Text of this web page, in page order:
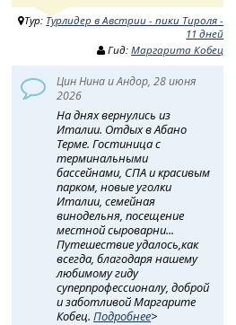
Тур: Турлидер в Австрии - пики Тироля -
11 дней
Гид:Маргарита Кобец
Цин Нина и Андор, 28 июня
2026
На днях вернулись из
Италии. Отдых в Абано
Терме. Гостиница с
терминальными
бассейнами, СПА и красивым
парком, новые уголки
Италии, семейная
винодельня, посещение
местной сыроварни...
Путешествие удалось,как
всегда, благодаря нашему
любимому гиду
суперпрофессионалу, доброй
и заботливой Маргарите
Кобец.Подробнее>